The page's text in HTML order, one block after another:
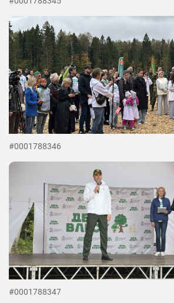
#0001788346
#0001788347